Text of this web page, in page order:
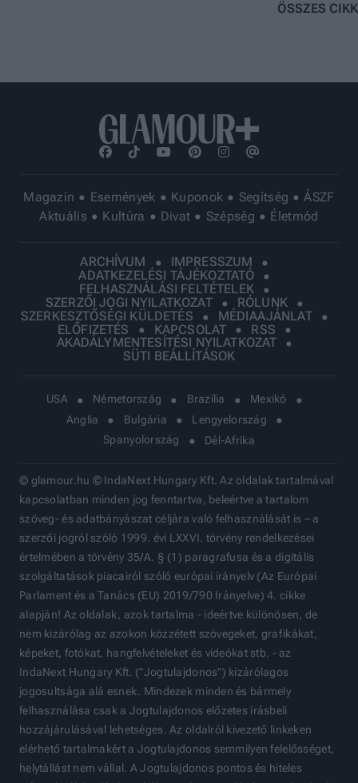
ÖSSZES CIKK
Magazin Események Kuponok Segítség
ÁSZF
Aktuális
Kultúra Divat Szépség Életmód
ARCHÍVUM
IMPRESSZUM
ADATKEZELÉSI TÁJÉKOZTATÓ
FELHASZNÁLÁSI FELTÉTELEK
SZERZŐI JOGI NYILATKOZAT
RÓLUNK
SZERKESZTŐSÉGI KÜLDETÉS
MÉDIAAJÁNLAT
ELŐFIZETÉS
KAPCSOLAT
RSS
AKADÁLYMENTESÍTÉSI NYILATKOZAT
SÜTI BEÁLLÍTÁSOK
USA Németország Brazília
Mexikó
Anglia
Bulgária
Lengyelország
Spanyolország
Dél-Afrika
© glamour.hu © IndaNext Hungary Kft. Az oldalak tartalmával
kapcsolatban minden jog fenntartva, beleértve a tartalom
szöveg- és adatbányászat céljára való felhasználását is – a
szerzői jogról szóló 1999. évi LXXVI. törvény rendelkezései
értelmében a törvény 35/A. § (1) paragrafusa és a digitális
szolgáltatások piacairól szóló európai irányelv (Az Európai
Parlament és a Tanács (EU) 2019/790 Irányelve) 4. cikke
alapján! Az oldalak, azok tartalma - ideértve különösen, de
nem kizárólag az azokon közzétett szövegeket, grafikákat,
képeket, fotókat, hangfelvételeket és videókat stb. - az
IndaNext Hungary Kft. ("Jogtulajdonos") kizárólagos
jogosultsága alá esnek. Mindezek minden és bármely
felhasználása csak a Jogtulajdonos előzetes írásbeli
hozzájárulásával lehetséges. Az oldalról kivezető linkeken
elérhető tartalmakért a Jogtulajdonos semmilyen felelősséget,
helytállást nem vállal. A Jogtulajdonos pontos és hiteles